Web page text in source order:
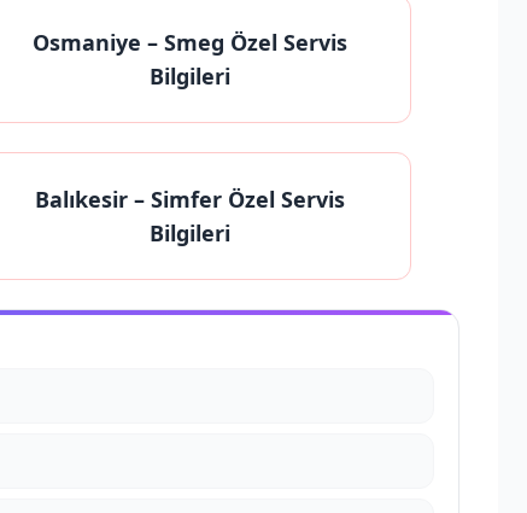
Osmaniye – Smeg Özel Servis
Bilgileri
Balıkesir– Simfer Özel Servis
Bilgileri